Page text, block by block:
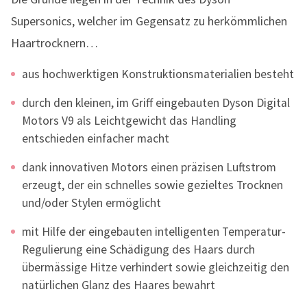
Supersonics, welcher im Gegensatz zu herkömmlichen
Haartrocknern…
aus hochwerktigen Konstruktionsmaterialien besteht
durch den kleinen, im Griff eingebauten Dyson Digital
Motors V9 als Leichtgewicht das Handling
entschieden einfacher macht
dank innovativen Motors einen präzisen Luftstrom
erzeugt, der ein schnelles sowie gezieltes Trocknen
und/oder Stylen ermöglicht
mit Hilfe der eingebauten intelligenten Temperatur-
Regulierung eine Schädigung des Haars durch
übermässige Hitze verhindert sowie gleichzeitig den
natürlichen Glanz des Haares bewahrt